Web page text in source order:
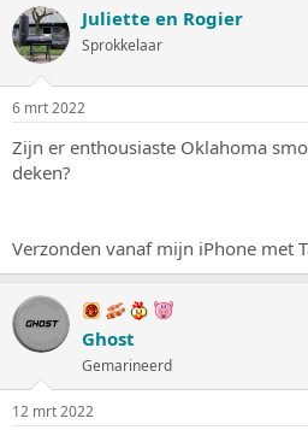
d
e
r
w
r
p
s
t
t
e
r
a
t
u
Juliette en Rogier
Sprokkelaar
6 mrt 2022
Zijn er enthousiaste Oklahoma
deken?
Verzonden vanaf mijn iPhone met
Ghost
Gemarineerd
12 mrt 2022